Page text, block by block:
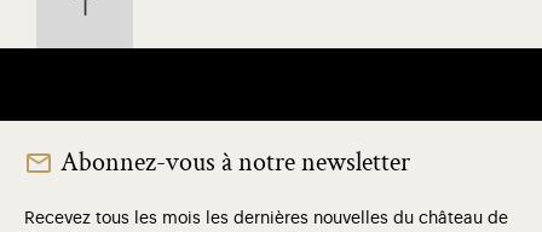
Abonnez-vous à notre newsletter
Recevez tous les mois les dernières nouvelles du château de